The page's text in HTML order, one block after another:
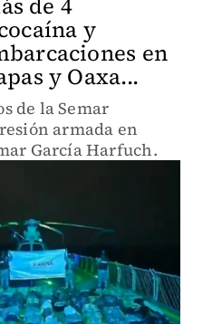
y
en
y Oaxa...
de la Semar
armada en
García Harfuch.